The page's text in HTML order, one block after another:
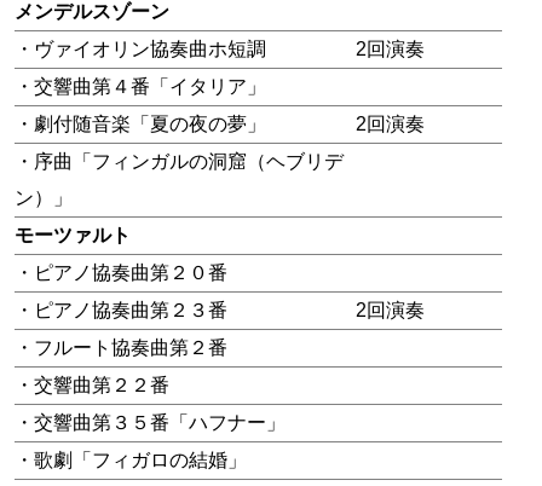
メンデルスゾーン
・ヴァイオリン協奏曲ホ短調
2回演奏
・交響曲第４番「イタリア」
・劇付随音楽「夏の夜の夢」
2回演奏
・序曲「フィンガルの洞窟（ヘブリデ
ン）」
モーツァルト
・ピアノ協奏曲第２０番
・ピアノ協奏曲第２３番
2回演奏
・フルート協奏曲第２番
・交響曲第２２番
・交響曲第３５番「ハフナー」
・歌劇「フィガロの結婚」